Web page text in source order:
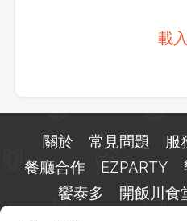
載
關於 常見問題 服
餐廳合作
EZPARTY
饗泰多
開飯川食